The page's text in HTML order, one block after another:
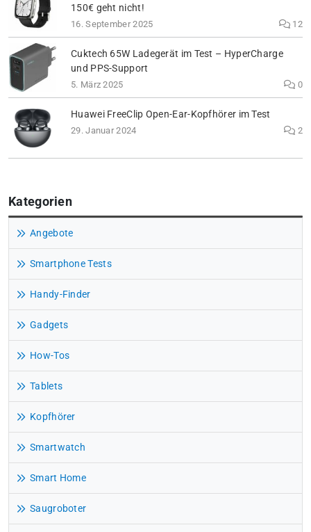
150€ geht nicht!
16. September 2025 12
Cuktech 65W Ladegerät im Test – HyperCharge
und PPS-Support
5. März 2025 0
Huawei FreeClip Open-Ear-Kopfhörer im Test
29. Januar 2024 2
Kategorien
Angebote
Smartphone Tests
Handy-Finder
Gadgets
How-Tos
Tablets
Kopfhörer
Smartwatch
Smart Home
Saugroboter